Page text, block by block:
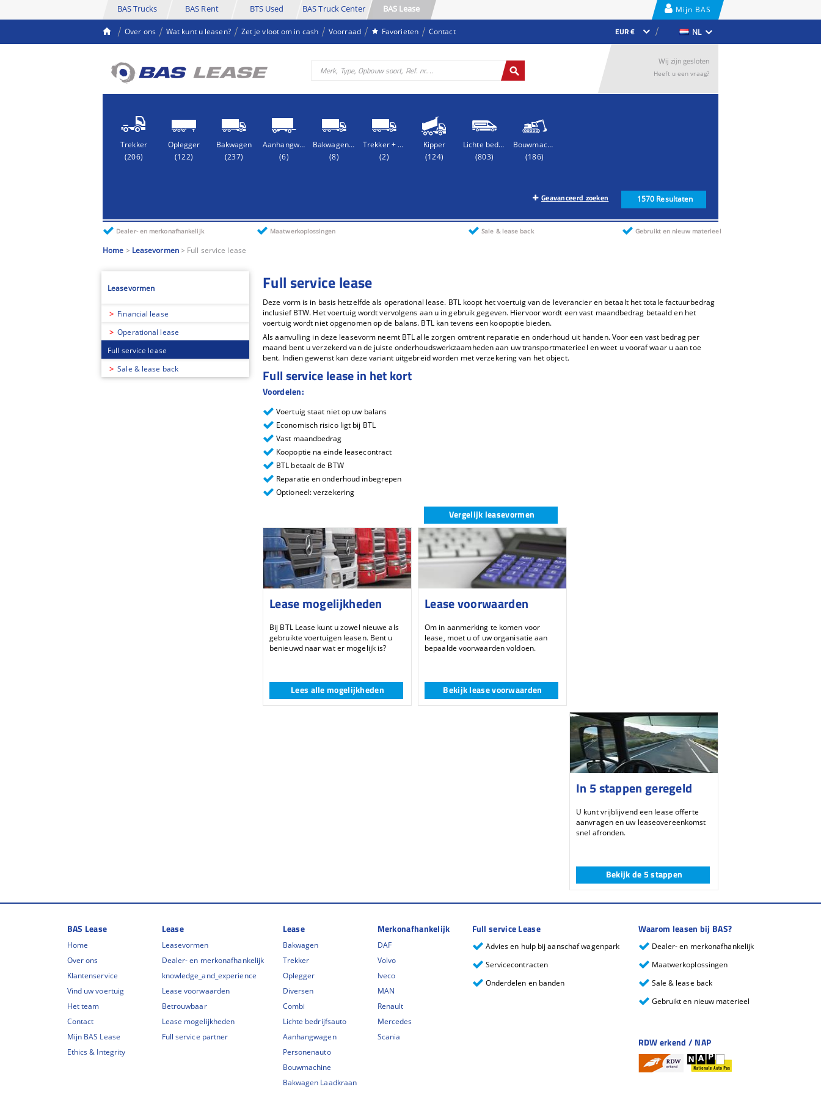
BAS Trucks BAS Rent BTS Used BAS Truck Center BAS Lease
Mijn BAS
Lease
Over ons Wat kunt u leasen? Zet je vloot om in cash Voorraad Favorieten Contact NL
EUR €
Wij zijn gesloten
Heeft u een vraag?
Trekker
(206)
Oplegger
(122)
Bakwagen
(237)
Aanhangwagen
(6)
Bakwagen + Aanhangwagen
(8)
Trekker + Oplegger
(2)
Kipper
(124)
Lichte bedrijfsauto
(803)
Bouwmachine
(186)
1570 Resultaten
Geavanceerd zoeken
Dealer- en merkonafhankelijk Maatwerkoplossingen Sale & lease back Gebruikt en nieuw materieel
Home > Leasevormen> Full service lease
Leasevormen
Financial lease
Operational lease
Full service lease
Sale & lease back
Full service lease
Deze vorm is in basis hetzelfde als operational lease. BTL koopt het voertuig van de leverancier en betaalt het totale factuurbedrag
inclusief BTW. Het voertuig wordt vervolgens aan u in gebruik gegeven. Hiervoor wordt een vast maandbedrag betaald en het
voertuig wordt niet opgenomen op de balans. BTL kan tevens een koopoptie bieden.
Als aanvulling in deze leasevorm neemt BTL alle zorgen omtrent reparatie en onderhoud uit handen. Voor een vast bedrag per
maand bent u verzekerd van de juiste onderhoudswerkzaamheden aan uw transportmaterieel en weet u vooraf waar u aan toe
bent. Indien gewenst kan deze variant uitgebreid worden met verzekering van het object.
Full service lease in het kort
Voordelen:
Voertuig staat niet op uw balans
Economisch risico ligt bij BTL
Vast maandbedrag
Koopoptie na einde leasecontract
BTL betaalt de BTW
Reparatie en onderhoud inbegrepen
Optioneel: verzekering
Vergelijk leasevormen
Lease mogelijkheden
Bij BTL Lease kunt u zowel nieuwe als
gebruikte voertuigen leasen. Bent u
benieuwd naar wat er mogelijk is?
Lees alle mogelijkheden
Lease voorwaarden
Om in aanmerking te komen voor
lease, moet u of uw organisatie aan
bepaalde voorwaarden voldoen.
Bekijk lease voorwaarden
In 5 stappen geregeld
U kunt vrijblijvend een lease offerte
aanvragen en uw leaseovereenkomst
snel afronden.
Bekijk de 5 stappen
BAS Lease
Home
Over ons
Klantenservice
Vind uw voertuig
Het team
Contact
Mijn BAS Lease
Ethics & Integrity
Lease
Leasevormen
Dealer- en merkonafhankelijk
knowledge_and_experience
Lease voorwaarden
Betrouwbaar
Lease mogelijkheden
Full service partner
Lease
Bakwagen
Trekker
Oplegger
Diversen
Combi
Lichte bedrijfsauto
Aanhangwagen
Personenauto
Bouwmachine
Bakwagen Laadkraan
Merkonafhankelijk
DAF
Volvo
Iveco
MAN
Renault
Mercedes
Scania
Full service Lease
Advies en hulp bij aanschaf wagenpark
Servicecontracten
Onderdelen en banden
Waarom leasen bij BAS?
Dealer- en merkonafhankelijk
Maatwerkoplossingen
Sale & lease back
Gebruikt en nieuw materieel
RDW erkend / NAP